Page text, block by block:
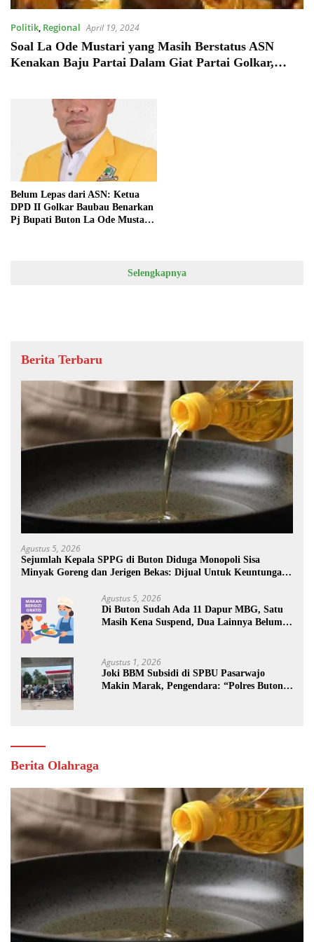
Politik, Regional April 19, 2024
Soal La Ode Mustari yang Masih Berstatus ASN
Kenakan Baju Partai Dalam Giat Partai Golkar,
Belum Lepas dari ASN: Ketua
DPD II Golkar Baubau Benarkan
Pj Bupati Buton La Ode Mustari
Selengkapnya
Berita Terbaru
Agustus 5, 2026
Sejumlah Kepala SPPG di Buton Diduga Monopoli Sisa
Minyak Goreng dan Jerigen Bekas: Dijual Untuk Keuntungan
Agustus 5, 2026
Di Buton Sudah Ada 11 Dapur MBG, Satu
Masih Kena Suspend, Dua Lainnya Belum
Agustus 1, 2026
Joki BBM Subsidi di SPBU Pasarwajo
Makin Marak, Pengendara: “Polres Buton
Berita Olahraga